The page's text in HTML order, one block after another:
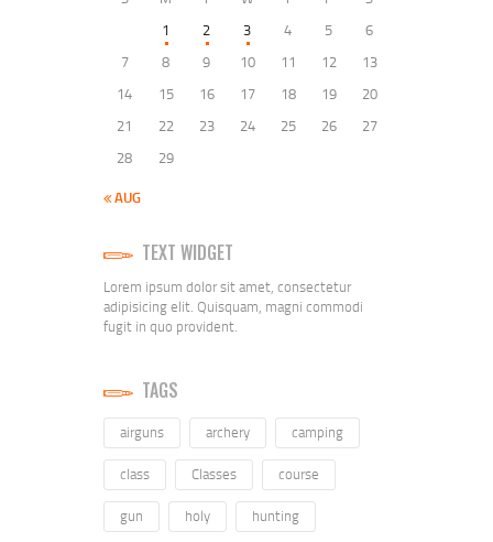
1
2 3 4 5
6
7
8 9 10 11 12
13
14
15 16 17 18 19
20
21
22 23 24 25 26
27
28
29
« AUG
TEXT WIDGET
Lorem ipsum dolor sit amet, consectetur
adipisicing elit. Quisquam, magni commodi
fugit in quo provident.
TAGS
airguns archery camping
class Classes course
gun holy hunting